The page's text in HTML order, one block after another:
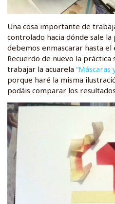
Una cosa importante de
controlado hacia dónde sale
debemos enmascarar hasta el
Recuerdo de nuevo la
trabajar la acuarela “Máscaras
porque haré la misma
podáis comparar los